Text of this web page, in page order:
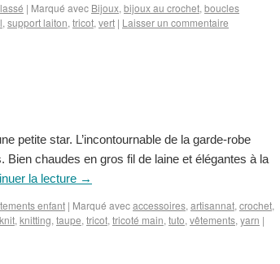
| Marqué avec Bijoux, bijoux au crochet, boucles
, support laiton, tricot, vert | Laisser un commentaire
petite star. L’incontournable de la garde-robe
Bien chaudes en gros fil de laine et élégantes à la
la lecture →
enfant | Marqué avecaccessoires, artisannat, crochet,
knit, knitting, taupe, tricot, tricoté main, tuto, vêtements, yarn |